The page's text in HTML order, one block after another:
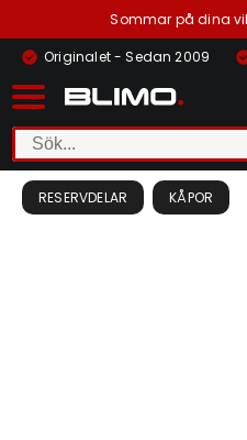
Sommar på dina
Originalet - Sedan 2009
RESERVDELAR KÅPOR